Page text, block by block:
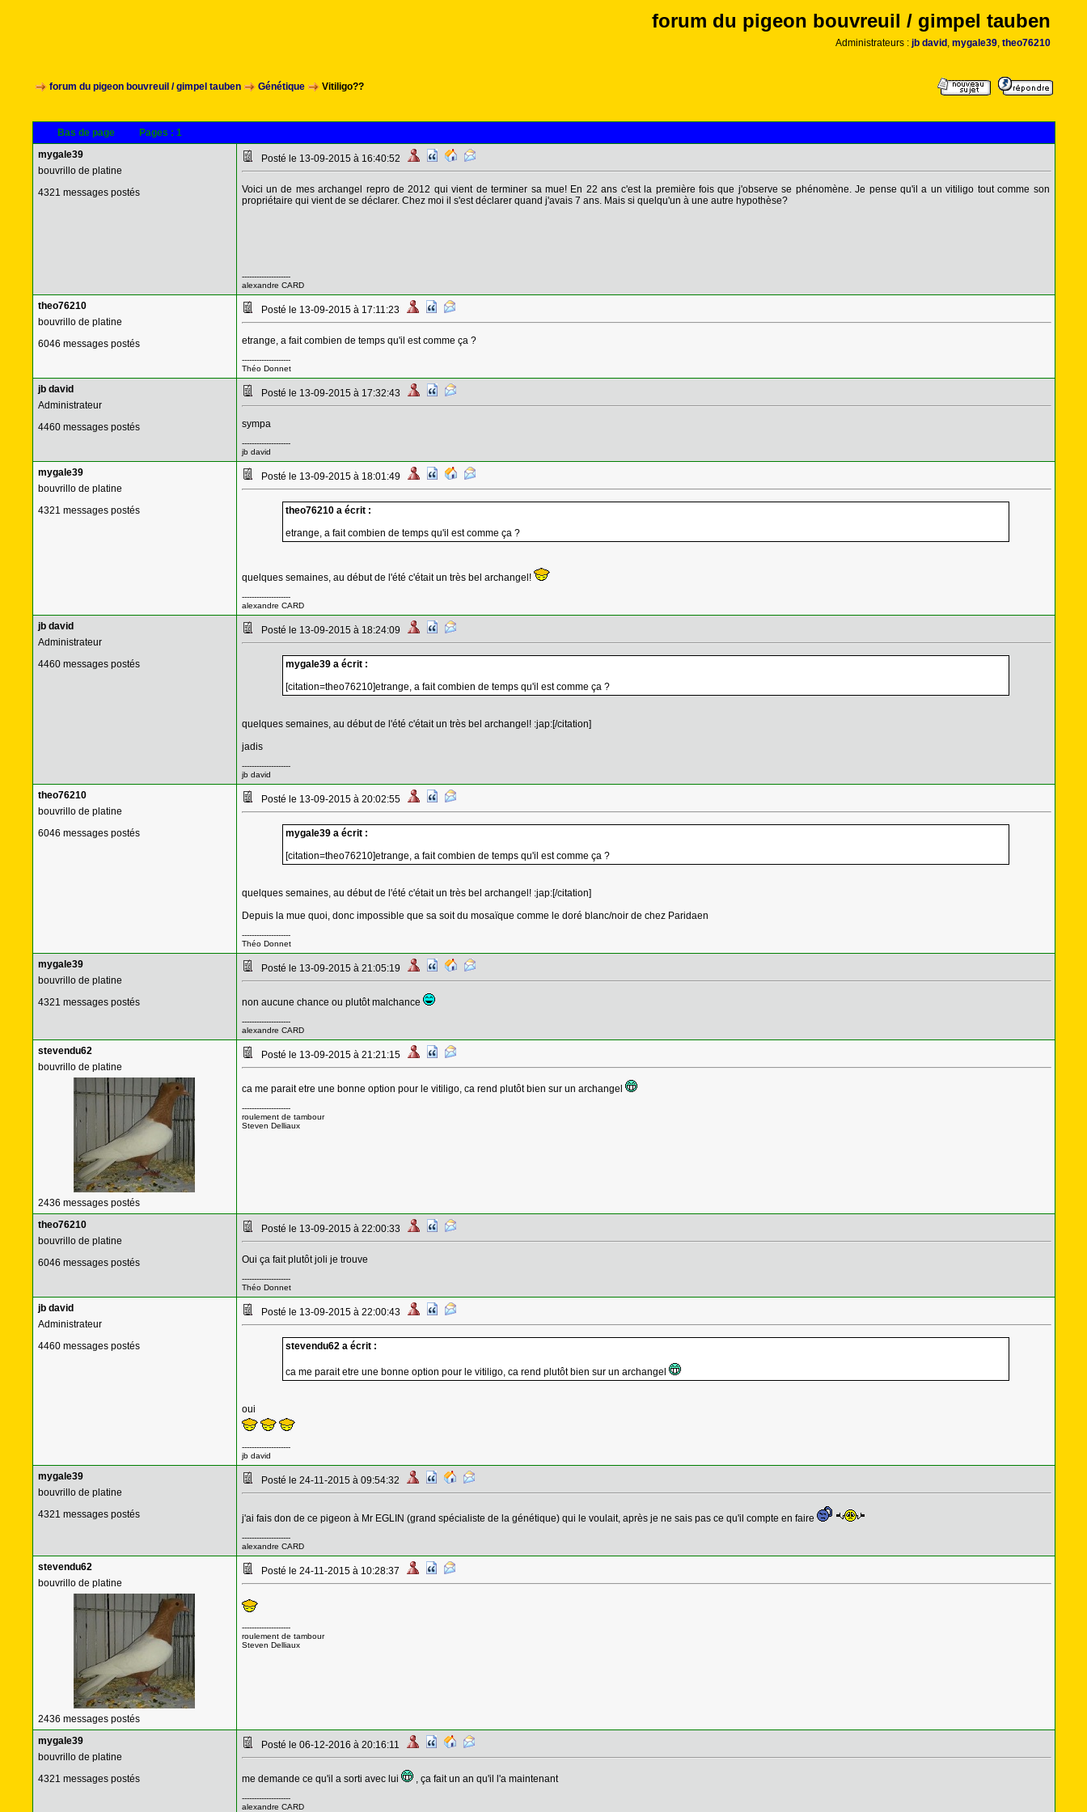
forum du pigeon bouvreuil / gimpel tauben
Administrateurs : jb david , mygale39, theo76210
forum du pigeon bouvreuil / gimpel tauben Génétique Vitiligo??
Bas de page Pages : 1
mygale39
bouvrillo de platine
4321 messages postés
Posté le 13-09-2015 à 16:40:52
Voici un de mes archangel repro de 2012 qui vient de terminer sa mue! En 22 ans c'est la première fois que j'observe se phénomène. Je pense qu'il a un vitiligo tout comme son
propriétaire qui vient de se déclarer. Chez moi il s'est déclarer quand j'avais 7 ans. Mais si quelqu'un à une autre hypothèse?
--------------------
alexandre CARD
theo76210
bouvrillo de platine
6046 messages postés
Posté le 13-09-2015 à 17:11:23
etrange, a fait combien de temps qu'il est comme ça ?
--------------------
Théo Donnet
jb david
Administrateur
4460 messages postés
Posté le 13-09-2015 à 17:32:43
sympa
--------------------
jb david
mygale39
bouvrillo de platine
4321 messages postés
Posté le 13-09-2015 à 18:01:49
theo76210 a écrit :
etrange, a fait combien de temps qu'il est comme ça ?
quelques semaines, au début de l'été c'était un très bel archangel!
--------------------
alexandre CARD
jb david
Administrateur
4460 messages postés
Posté le 13-09-2015 à 18:24:09
mygale39 a écrit :
[citation=theo76210]etrange, a fait combien de temps qu'il est comme ça ?
quelques semaines, au début de l'été c'était un très bel archangel! :jap:[/citation]
jadis
--------------------
jb david
theo76210
bouvrillo de platine
6046 messages postés
Posté le 13-09-2015 à 20:02:55
mygale39 a écrit :
[citation=theo76210]etrange, a fait combien de temps qu'il est comme ça ?
quelques semaines, au début de l'été c'était un très bel archangel! :jap:[/citation]
Depuis la mue quoi, donc impossible que sa soit du mosaïque comme le doré blanc/noir de chez Paridaen
--------------------
Théo Donnet
mygale39
bouvrillo de platine
4321 messages postés
Posté le 13-09-2015 à 21:05:19
non aucune chance ou plutôt malchance
--------------------
alexandre CARD
stevendu62
bouvrillo de platine
2436 messages postés
Posté le 13-09-2015 à 21:21:15
ca me parait etre une bonne option pour le vitiligo, ca rend plutôt bien sur un archangel
--------------------
roulement de tambour
Steven Delliaux
theo76210
bouvrillo de platine
6046 messages postés
Posté le 13-09-2015 à 22:00:33
Oui ça fait plutôt joli je trouve
--------------------
Théo Donnet
jb david
Administrateur
4460 messages postés
Posté le 13-09-2015 à 22:00:43
stevendu62 a écrit :
ca me parait etre une bonne option pour le vitiligo, ca rend plutôt bien sur un archangel
oui
--------------------
jb david
mygale39
bouvrillo de platine
4321 messages postés
Posté le 24-11-2015 à 09:54:32
j'ai fais don de ce pigeon à Mr EGLIN (grand spécialiste de la génétique) qui le voulait, après je ne sais pas ce qu'il compte en faire
--------------------
alexandre CARD
stevendu62
bouvrillo de platine
2436 messages postés
Posté le 24-11-2015 à 10:28:37
--------------------
roulement de tambour
Steven Delliaux
mygale39
bouvrillo de platine
4321 messages postés
Posté le 06-12-2016 à 20:16:11
me demande ce qu'il a sorti avec lui , ça fait un an qu'il l'a maintenant
--------------------
alexandre CARD